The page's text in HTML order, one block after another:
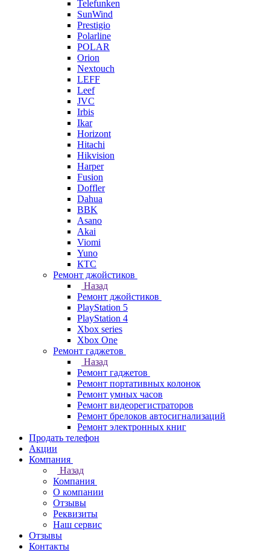
Telefunken
SunWind
Prestigio
Polarline
POLAR
Orion
Nextouch
LEFF
Leef
JVC
Irbis
Ikar
Horizont
Hitachi
Hikvision
Harper
Fusion
Doffler
Dahua
BBK
Asano
Akai
Viomi
Yuno
КТС
Ремонт джойстиков
Назад
Ремонт джойстиков
PlayStation 5
PlayStation 4
Xbox series
Xbox One
Ремонт гаджетов
Назад
Ремонт гаджетов
Ремонт портативных колонок
Ремонт умных часов
Ремонт видеорегистраторов
Ремонт брелоков автосигнализаций
Ремонт электронных книг
Продать телефон
Акции
Компания
Назад
Компания
О компании
Отзывы
Реквизиты
Наш сервис
Отзывы
Контакты